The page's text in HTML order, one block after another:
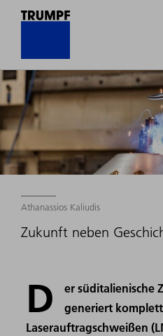
Athanassios Kaliudis
Zukunft neben
D
er süditalienische
generiert
Laserauftragschweißen